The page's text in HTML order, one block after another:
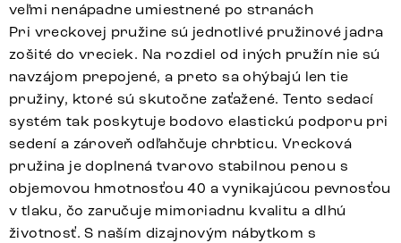
veľmi nenápadne umiestnené po stranách
Pri vreckovej pružine sú jednotlivé pružinové jadra
zošité do vreciek. Na rozdiel od iných pružín nie sú
navzájom prepojené, a preto sa ohýbajú len tie
pružiny, ktoré sú skutočne zaťažené. Tento sedací
systém tak poskytuje bodovo elastickú podporu pri
sedení a zároveň odľahčuje chrbticu. Vrecková
pružina je doplnená tvarovo stabilnou penou s
objemovou hmotnosťou 40 a vynikajúcou pevnosťou
v tlaku, čo zaručuje mimoriadnu kvalitu a dlhú
životnosť. S naším dizajnovým nábytkom s